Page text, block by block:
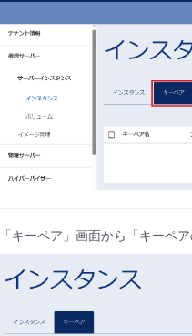
「キーペア」画面から「キーペ